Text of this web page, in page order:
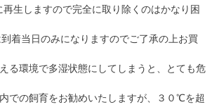
生しますので完全に取り除くのはかなり困
着当日のみになりますのでご了承の上お買
る環境で多湿状態にしてしまうと、とても危
での飼育をお勧めいたしますが、３０℃を超